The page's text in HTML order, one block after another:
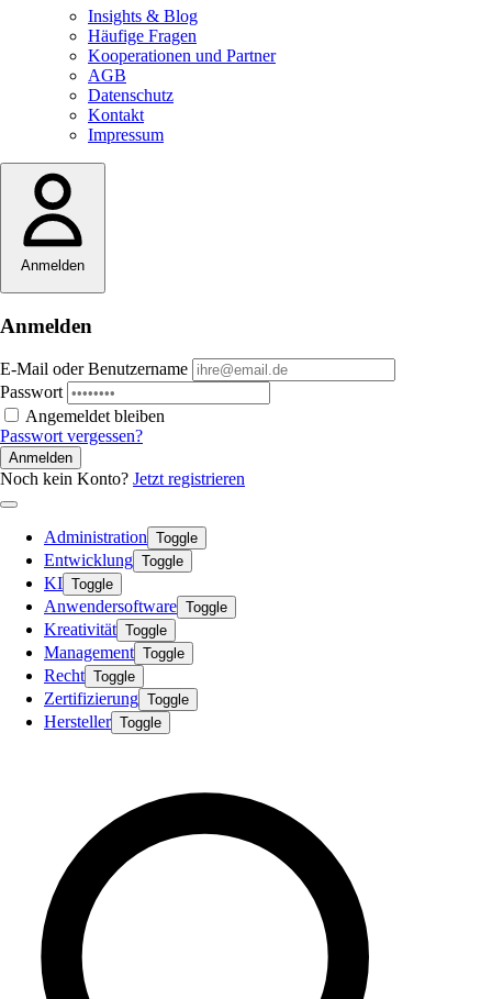
Insights & Blog
Häufige Fragen
Kooperationen und Partner
AGB
Datenschutz
Kontakt
Impressum
Anmelden
Anmelden
E-Mail oder Benutzername
Passwort
Angemeldet bleiben
Passwort vergessen?
Anmelden
Noch kein Konto? Jetzt registrieren
Administration Toggle
Entwicklung Toggle
KI Toggle
Anwendersoftware Toggle
Kreativität Toggle
Management Toggle
Recht Toggle
Zertifizierung Toggle
Hersteller Toggle